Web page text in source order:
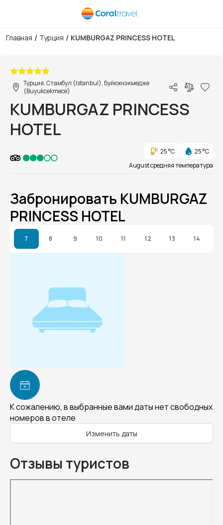
Главная / Турция / KUMBURGAZ PRINCESS HOTEL
Турция, Стамбул (Istanbul), Буйюкчэкмедже
(Buyukcekmece)
KUMBURGAZ PRINCESS
HOTEL
25 °C
25 °C
August средняя температура
Забронировать KUMBURGAZ
PRINCESS HOTEL
7 8 9 10 11 12 13 14
К сожалению, в выбранные вами даты нет свободных
номеров в отеле
Изменить даты
Отзывы туристов